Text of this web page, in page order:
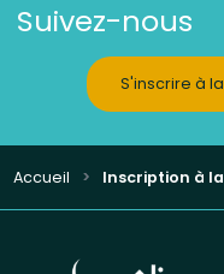
Suivez-nous
S'inscrire à
Accueil Inscription à